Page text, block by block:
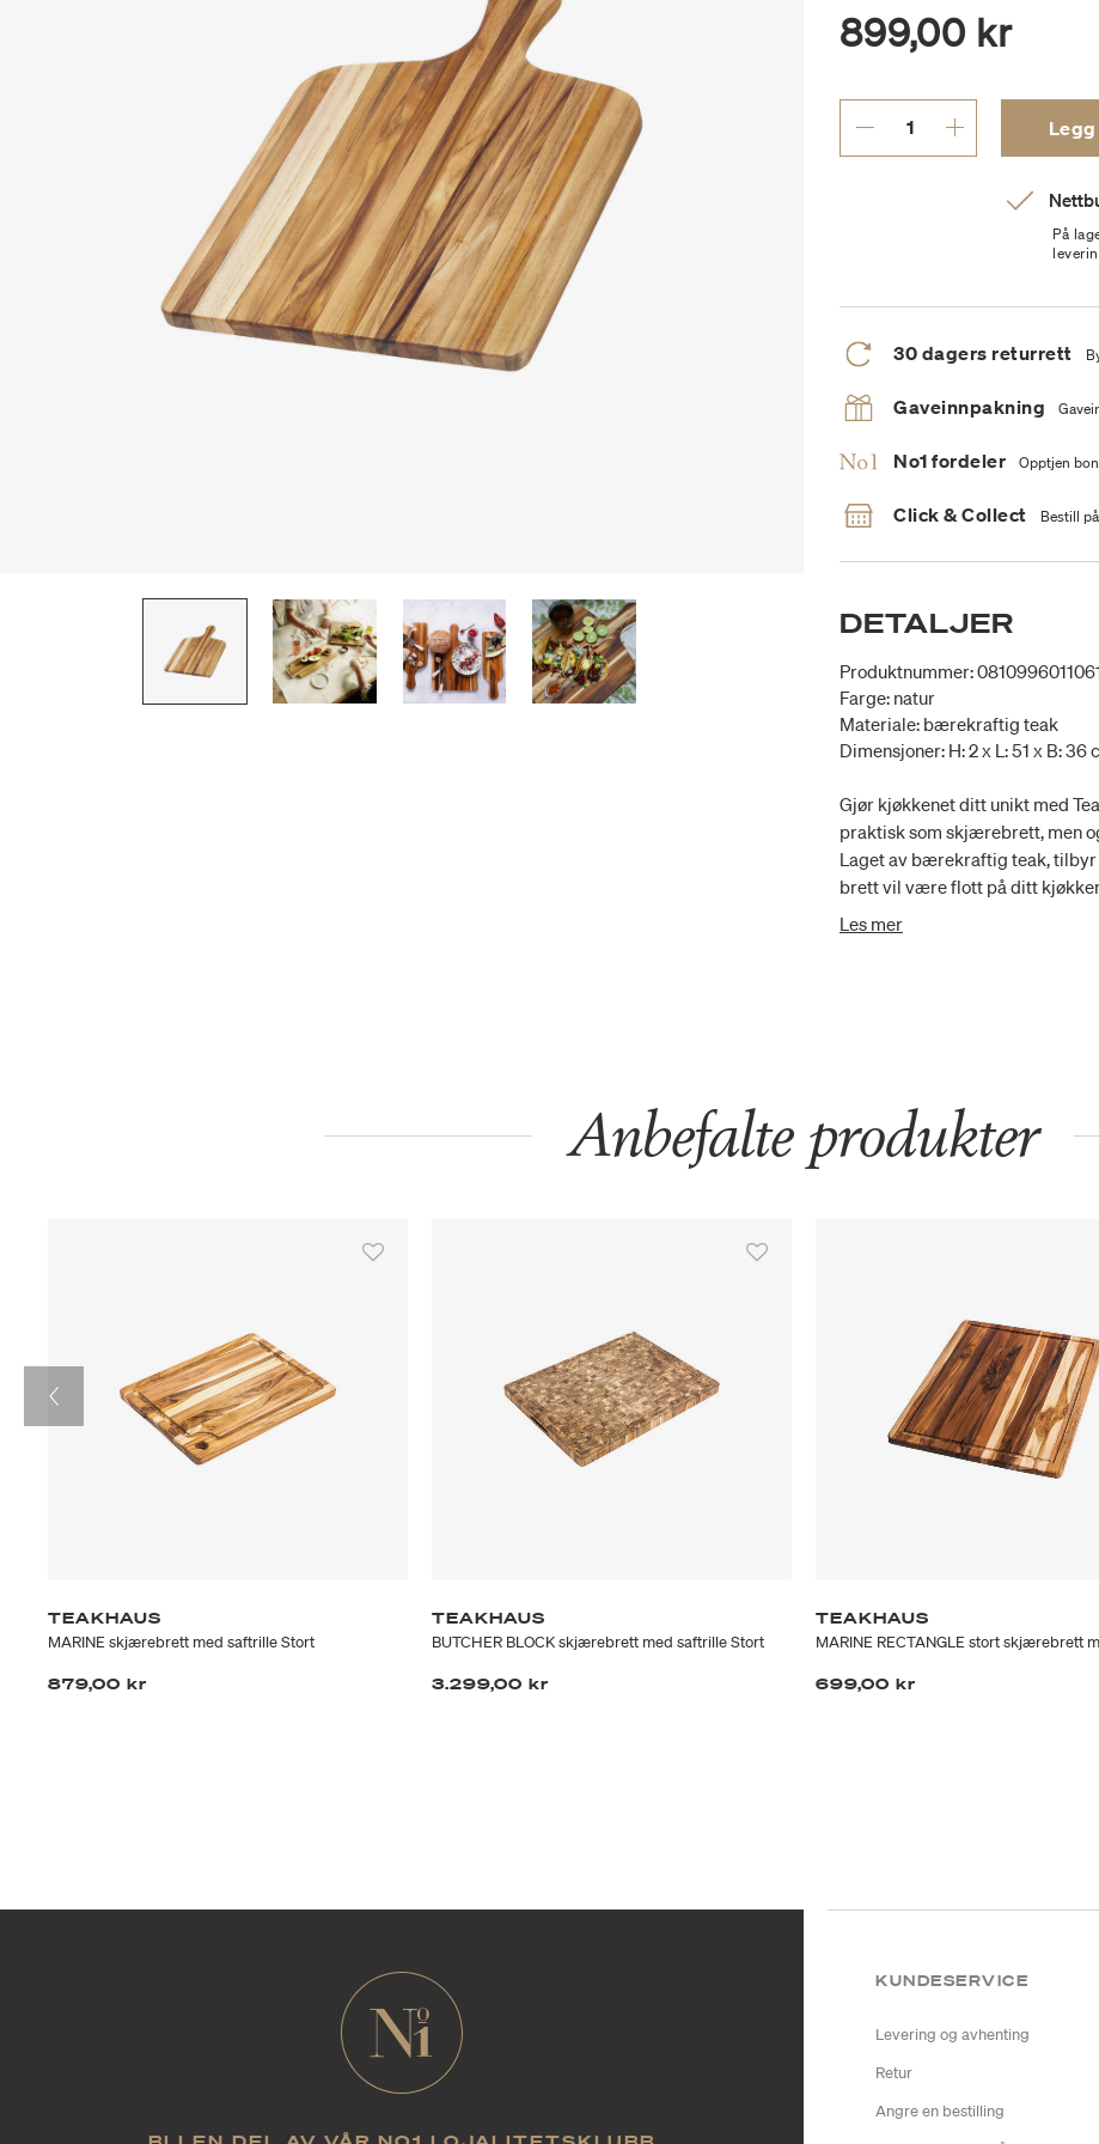
899,00 kr
På
30 dagers returrett
Gaveinnpakning
No1 fordeler Opptjen
Click & Collect Bestill
DETALJER
Produktnummer:
Farge: natur
Materiale: bærekraftig teak
Dimensjoner: H: 2 x L: 51 x B: 36
Gjør kjøkkenet ditt unikt med
praktisk som skjærebrett, men
Laget av bærekraftig teak, tilbyr
brett vil være flott på ditt
bærekraftig FSC-sertifisert
Les mer
Anbefalte produkter
TEAKHAUS
MARINE skjærebrett med saftrille Stort
879,00 kr
TEAKHAUS
BUTCHER BLOCK skjærebrett med saftrille Stort
3.299,00 kr
TEAKHAUS
MARINE RECTANGLE stort skjærebrett
699,00 kr
KUNDESERVICE
Levering og avhenting
Retur
Angre en bestilling